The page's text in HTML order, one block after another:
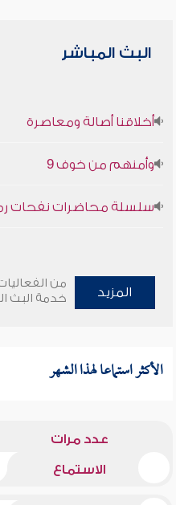
البث المباشر
أخلاقنا أصالة ومعاصرة
وأمنهم من خوف 9
سلسلة محاضرات نفحات
المزيد
من
خدمة البث
الأكثر استماعا لهذا الشهر
عدد مرات
الاستماع